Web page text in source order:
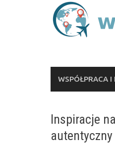
WSPÓŁPRACA I
Inspiracje